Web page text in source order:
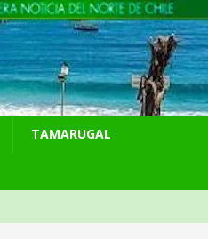
TAMARUGAL